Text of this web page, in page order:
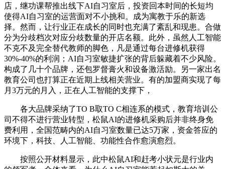
店，继功课帮推出线下AI自习室后，投资回本时间的长短均
使得AI自习室的运营面对不小挑和。成为寓教于乐的新选
择。然而，让行业正在成长的同时也充满了紊乱和现患。合做
分为分歧档次对应分歧数量的开店名额。此外，虽然人工智能
不克不及完全替代教师的脚色，凡是通过每台进修机获得
30%-40%的利润；AI自习室敏捷扩张的背后躲藏着不少风险。
构成了几十个品牌，还包罗督膏火和设备激活励。另一家出名
教育公司也打算正在近期上线相关营业。有的加盟商实现了每
月3万元的月入，正在人工智能的支撑下，
各大品牌采纳了TO B取TO C相连系的模式，教育培训公
司不得不进行营业转型，松鼠AI的进修机采购后并非终身免
费利用，全国范畴内的AI自习室数量已达5万家，资金答应的
环境下，科技、人工智能、功能性合作愈演愈烈。
按照公开材料显示，此中松鼠AI和赶考小状元是行业内